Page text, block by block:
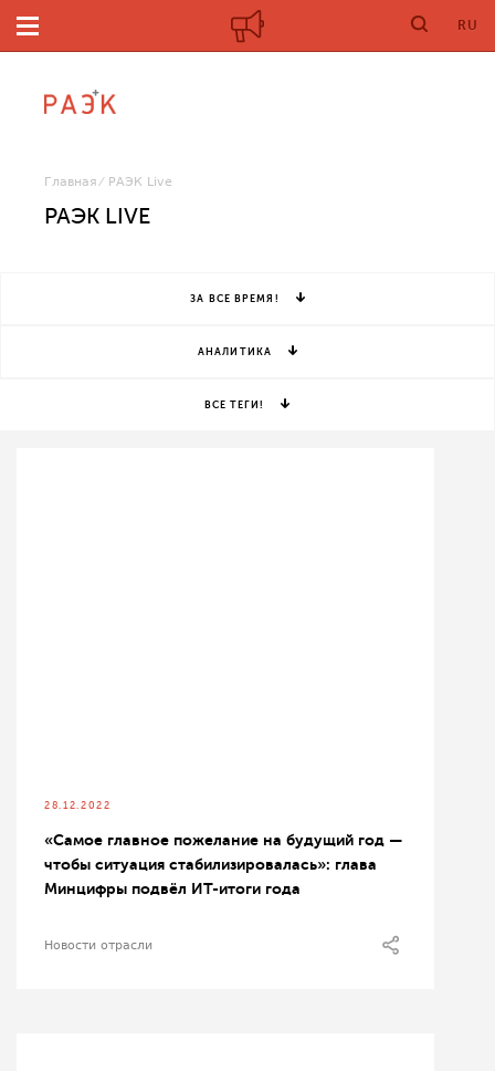
RU
Главная РАЭК Live
РАЭК LIVE
ЗА ВСЕ ВРЕМЯ!
АНАЛИТИКА
ВСЕ ТЕГИ!
28.12.2022
«Самое главное пожелание на будущий год —
чтобы ситуация стабилизировалась»: глава
Минцифры подвёл ИТ-итоги года
Новости отрасли